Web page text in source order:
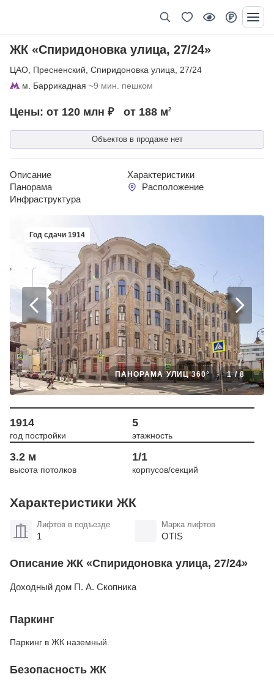
ЖК «Спиридоновка улица, 27/24»
ЦАО Пресненский Спиридоновка улица
27/24
м. Баррикадная ~9 мин. пешком
Объектов в продаже нет
Цены: от 120 млн ₽ от 188 м2
Описание
Характеристики
Панорама
Расположение
Инфраструктура
Год сдачи 1914
1/8
ПАНОРАМА УЛИЦ 360°
1914
год постройки
5
этажность
3.2 м
высота потолков
1/1
корпусов/секций
Характеристики ЖК
Лифтов в подъезде
1
Марка лифтов
OTIS
Описание ЖК «Спиридоновка улица, 27/24»
Доходный дом П. А. Скопника
Паркинг
Паркинг в ЖК наземный.
Безопасность ЖК